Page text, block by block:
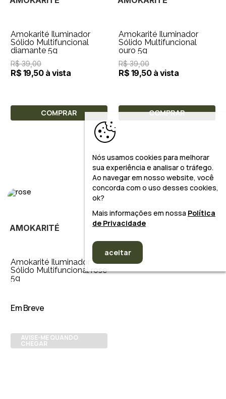
Amokarité Iluminador
Sólido Multifuncional
diamante 5g
R$ 39,00
R$ 19,50 à vista
COMPRAR
Amokarité Iluminador
Sólido Multifuncional
ouro 5g
R$ 39,00
R$ 19,50 à vista
COMPRAR
AMOKARITÉ
Amokarité Iluminador
Sólido Multifuncional rose
5g
Em Breve
AVISE-ME QUANDO
CHEGAR
Nós usamos cookies para melhorar
sua experiência e analisar o tráfego.
Ao navegar em nosso website, você
concorda com o uso desses cookies,
ok?
Mais informações em nossa Política
de Privacidade
aceitar